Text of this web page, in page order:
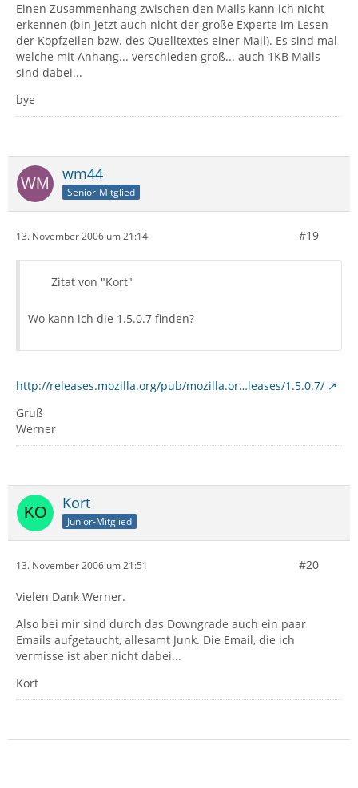
Einen Zusammenhang zwischen den Mails kann ich nicht
erkennen (bin jetzt auch nicht der große Experte im Lesen
der Kopfzeilen bzw. des Quelltextes einer Mail). Es sind mal
welche mit Anhang... verschieden groß... auch 1KB Mails
sind dabei...
bye
wm44
Senior-Mitglied
13. November 2006 um 21:14 #19
Zitat von "Kort"
Wo kann ich die 1.5.0.7 finden?
http://releases.mozilla.org/pub/mozilla.or…leases/1.5.0.7/
Gruß
Werner
Kort
Junior-Mitglied
13. November 2006 um 21:51 #20
Vielen Dank Werner.
Also bei mir sind durch das Downgrade auch ein paar
Emails aufgetaucht, allesamt Junk. Die Email, die ich
vermisse ist aber nicht dabei...
Kort